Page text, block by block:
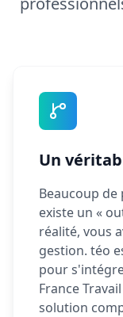
Un
Beaucoup
existe un «
réalité, vous
gestion. téo
pour
France
solution